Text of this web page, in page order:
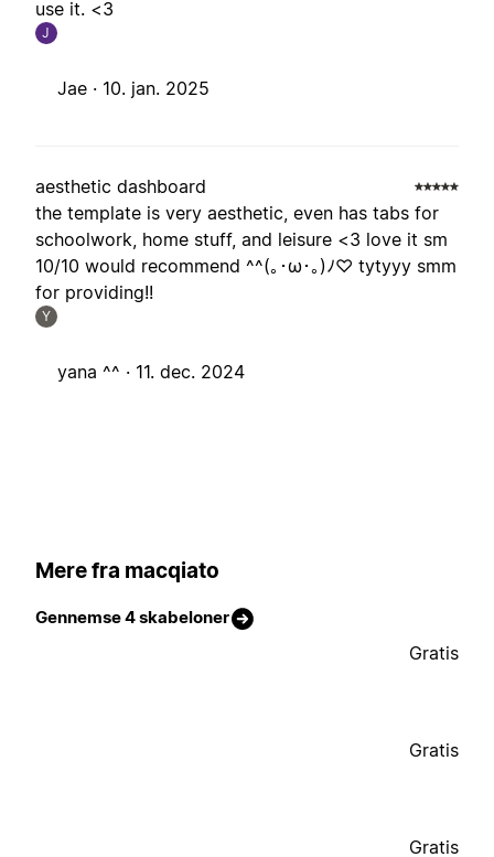
use it. <3
J
Jae · 10. jan. 2025
aesthetic dashboard
the template is very aesthetic, even has tabs for
schoolwork, home stuff, and leisure <3 love it sm
10/10 would recommend ^^(｡･ω･｡)ﾉ♡ tytyyy smm
for providing!!
Y
yana ^^ · 11. dec. 2024
Mere fra macqiato
Gennemse 4 skabeloner
Gratis
Gratis
Gratis